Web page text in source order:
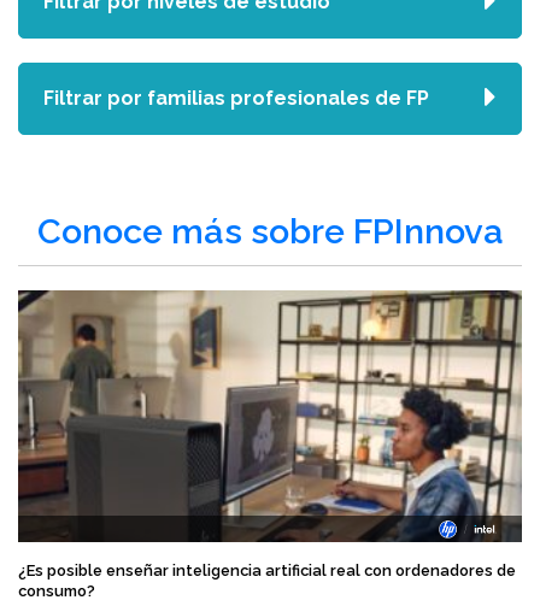
Conoce más sobre FPInnova
¿Es posible enseñar inteligencia artificial real con ordenadores de
consumo?
Filtrar por familias profesionales de FP